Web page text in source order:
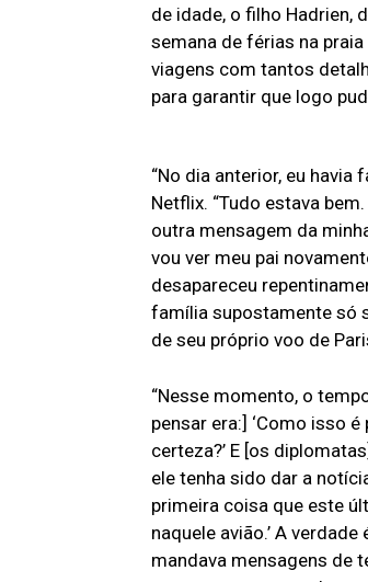
de idade, o filho Hadrien,
semana de férias na
viagens com tantos
para garantir que logo
“No dia anterior, eu havia
Netflix. “Tudo estava
outra mensagem da
vou ver meu pai
desapareceu
família supostamente só
de seu próprio voo de
“Nesse momento, o
pensar era:] ‘Como isso
certeza?’ E [os
ele tenha sido dar a
primeira coisa que este
naquele avião.’ A
mandava mensagens de